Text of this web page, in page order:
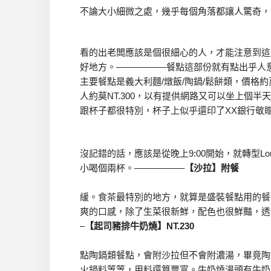
不論大小細微之處，幾乎每個角落都讓人驚奇，
看的出老闆應該是個很細心的人，才能注意到
好地方。—————–餐點這部份就有點出乎人意
主要餐點是義大利麵/燉飯/陶鍋/鬆餅類，價格
人約莫NT.300，以有提供網路又可以坐上個
跟杯子都很特別，杯子上似乎還印了XX銀行敬
沒記錯的話，應該是從晚上9:00開始，就轉型
小喝個兩杯。—————–【沙拉】附餐
緩。食茶最特別的地方，就算是盛裝餐點用的
爽的口感，除了生菜很新鮮，配色也很鮮豔
–【起司豬排牛奶燒】NT.230
點陶鍋類餐點，會附沙拉但不會附濃湯，畢竟